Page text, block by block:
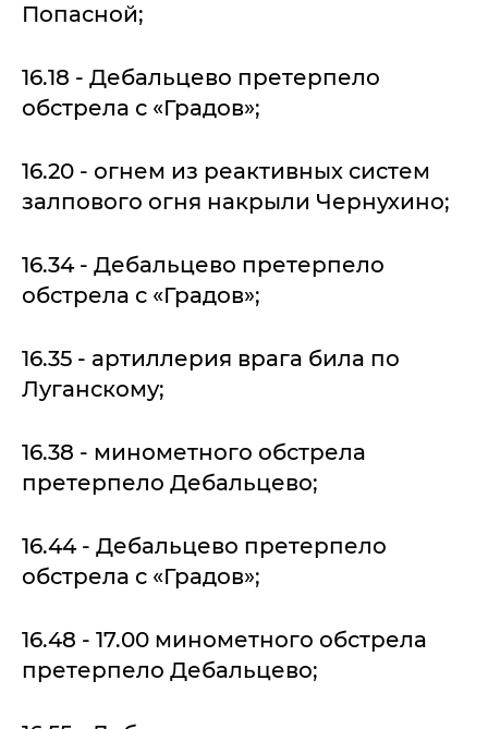
Попасной;
16.18 - Дебальцево претерпело
обстрела с «Градов»;
16.20 - огнем из реактивных систем
залпового огня накрыли Чернухино;
16.34 - Дебальцево претерпело
обстрела с «Градов»;
16.35 - артиллерия врага била по
Луганскому;
16.38 - минометного обстрела
претерпело Дебальцево;
16.44 - Дебальцево претерпело
обстрела с «Градов»;
16.48 - 17.00 минометного обстрела
претерпело Дебальцево;